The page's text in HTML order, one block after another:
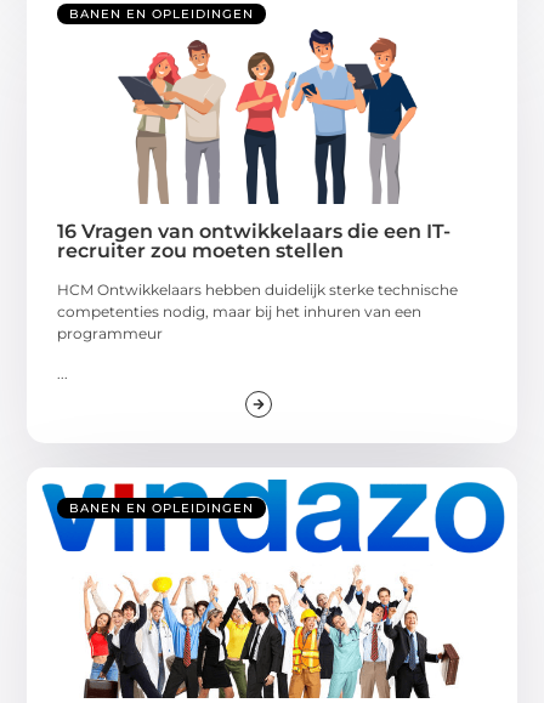
BANEN EN OPLEIDINGEN
16 Vragen van ontwikkelaars die een IT-
recruiter zou moeten stellen
HCM Ontwikkelaars hebben duidelijk sterke technische
competenties nodig, maar bij het inhuren van een
programmeur
BANEN EN OPLEIDINGEN